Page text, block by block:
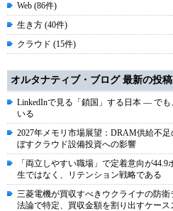
Web (86件)
生き方 (40件)
クラウド (15件)
オルタナティブ・ブログ 最新の投稿
LinkedInで見る「鎖国」する日本 ― で
いる
2027年メモリ市場展望：DRAM供給不
ぼすクラウド設備投資への影響
「両立しやすい職場」で定着意向が
生ではなく、リテンション戦略である
三菱電機が買収すべきウクライナの防
法論で特定、買収金額を割り出すケース